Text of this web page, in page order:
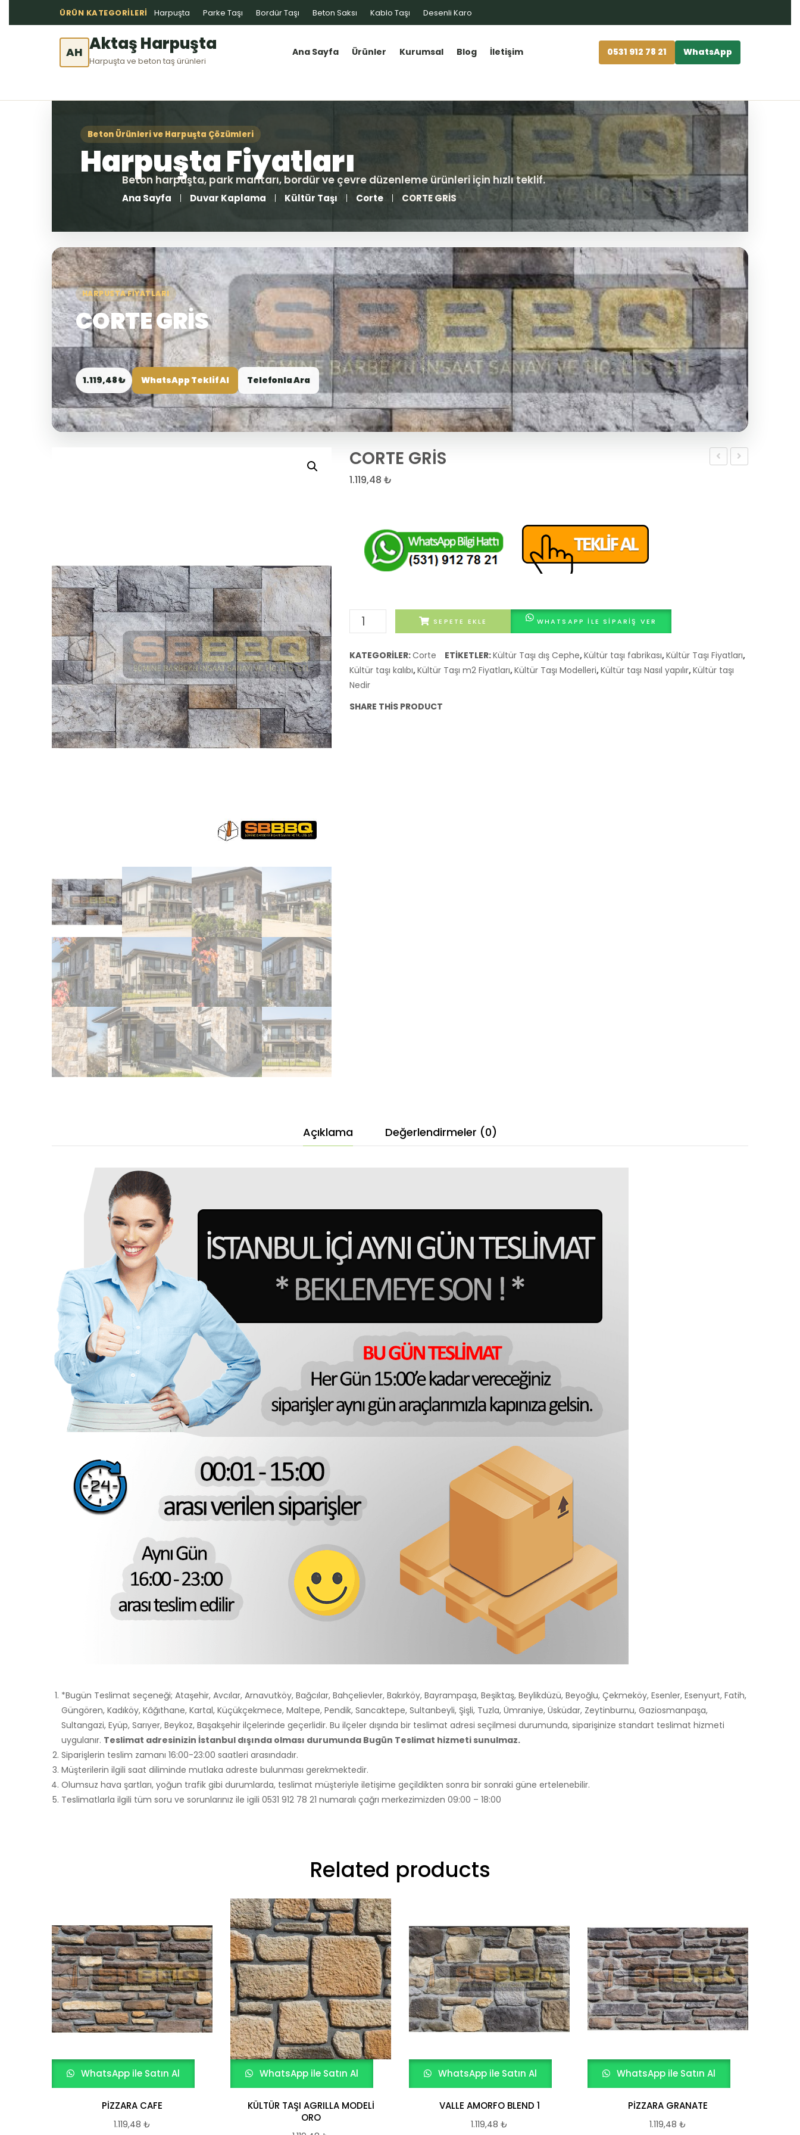
ÜRÜN KATEGORILERI Harpuşta Parke Taşı Bordür Taşı Beton Saksı Kablo Taşı Desenli Karo
AH Aktaş Harpuşta
Harpuşta ve beton taş ürünleri
Ana Sayfa Ürünler Kurumsal Blog İletişim 0531 912 78 21 WhatsApp
Ana Sayfa Duvar Kaplama Kültür Taşı Corte CORTE GRİS
HARPUSTA FIYATLARI
CORTE GRİS
1.119,48 ₺ WhatsApp Teklif Al Telefonla Ara
CORTE GRİS
1.119,48 ₺
CORTE
GRİS
SEPETE EKLE WHATSAPP ILE SIPARIŞ VER
KATEGORILER:Corte ETIKETLER:Kültür Taşı dış Cephe,Kültür taşı fabrikası,Kültür Taşı Fiyatları,
Kültür taşı kalıbı,Kültür Taşı m2 Fiyatları,Kültür Taşı Modelleri,Kültür taşı Nasıl yapılır,Kültür taşı
Nedir
SHARE THIS PRODUCT
Açıklama Değerlendirmeler (0)
*Bugün Teslimat seçeneği; Ataşehir, Avcılar, Arnavutköy, Bağcılar, Bahçelievler, Bakırköy, Bayrampaşa, Beşiktaş, Beylikdüzü, Beyoğlu, Çekmeköy, Esenler, Esenyurt, Fatih,
Güngören, Kadıköy, Kâğıthane, Kartal, Küçükçekmece, Maltepe, Pendik, Sancaktepe, Sultanbeyli, Şişli, Tuzla, Ümraniye, Üsküdar, Zeytinburnu, Gaziosmanpaşa,
Sultangazi, Eyüp, Sarıyer, Beykoz, Başakşehir ilçelerinde geçerlidir. Bu ilçeler dışında bir teslimat adresi seçilmesi durumunda, siparişinize standart teslimat hizmeti
uygulanır. Teslimat adresinizin İstanbul dışında olması durumunda Bugün Teslimat hizmeti sunulmaz.
Siparişlerin teslim zamanı 16:00-23:00 saatleri arasındadır.
Müşterilerin ilgili saat diliminde mutlaka adreste bulunması gerekmektedir.
Olumsuz hava şartları, yoğun trafik gibi durumlarda, teslimat müşteriyle iletişime geçildikten sonra bir sonraki güne ertelenebilir.
Teslimatlarla ilgili tüm soru ve sorunlarınız ile igili 0531 912 78 21 numaralı çağrı merkezimizden 09:00 – 18:00
Related products
WhatsApp ile Satın Al
PİZZARA CAFE
1.119,48 ₺
WhatsApp ile Satın Al
KÜLTÜR TAŞI AGRILLA MODELİ
ORO
WhatsApp ile Satın Al
VALLE AMORFO BLEND 1
1.119,48 ₺
WhatsApp ile Satın Al
PİZZARA GRANATE
1.119,48 ₺